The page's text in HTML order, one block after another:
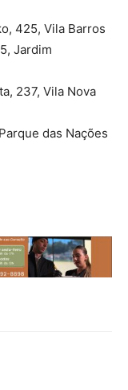
425, Vila Barros
Jardim
237, Vila Nova
das Nações